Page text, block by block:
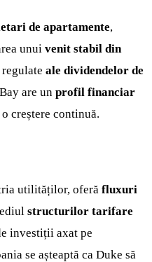
de apartamente,
unui venit stabil din
regulate ale dividendelor de
are un profil financiar
creștere continuă.
utilităților, oferă fluxuri
structurilor tarifare
investiții axat pe
se așteaptă ca Duke să